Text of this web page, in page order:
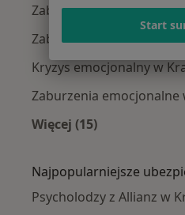
Zaburzenia lękowe w
Zaburzenia nastroju w
Kryzys emocjonalny w
Zaburzenia emocjonalne
Więcej (15)
Najpopularniejsze
Psycholodzy z Allianz w
Start